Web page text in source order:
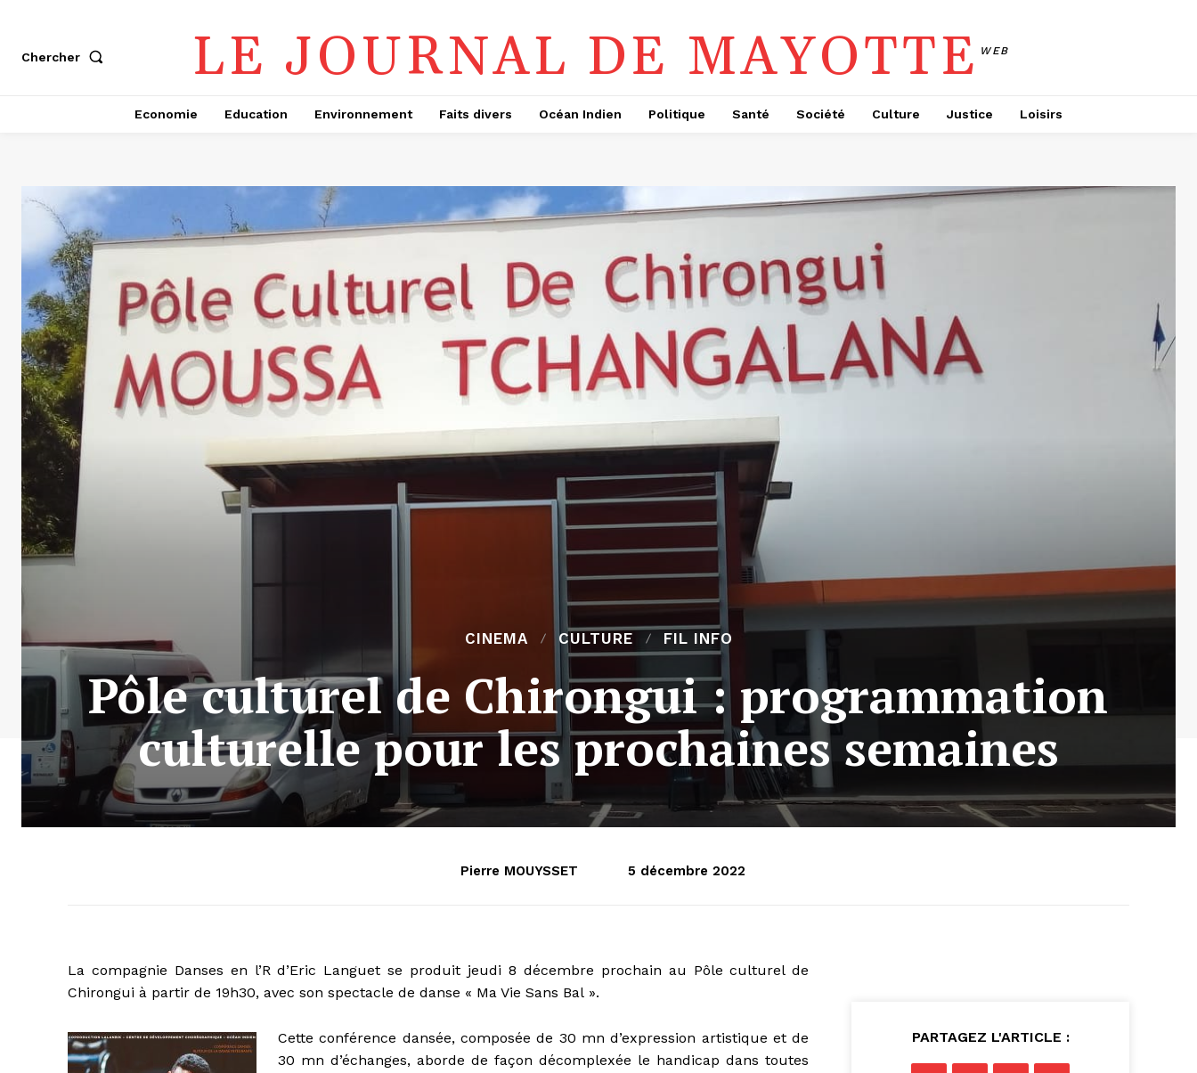
Chercher LE JOURNAL DE MAYOTTE WEB
Economie Education Environnement Faits divers Océan Indien Politique Santé Société Culture Justice Loisirs
CINEMA CULTURE FIL INFO
Pôle culturel de Chirongui : programmation
culturelle pour les prochaines semaines
Pierre MOUYSSET 5 décembre 2022
La compagnie Danses en l’R d’Eric Languet se produit jeudi 8 décembre prochain au Pôle culturel de
Chirongui à partir de 19h30, avec son spectacle de danse « Ma Vie Sans Bal ».
Cette conférence dansée, composée de 30 mn d’expression artistique et de
30 mn d’échanges, aborde de façon décomplexée le handicap dans toutes
PARTAGEZ L'ARTICLE :